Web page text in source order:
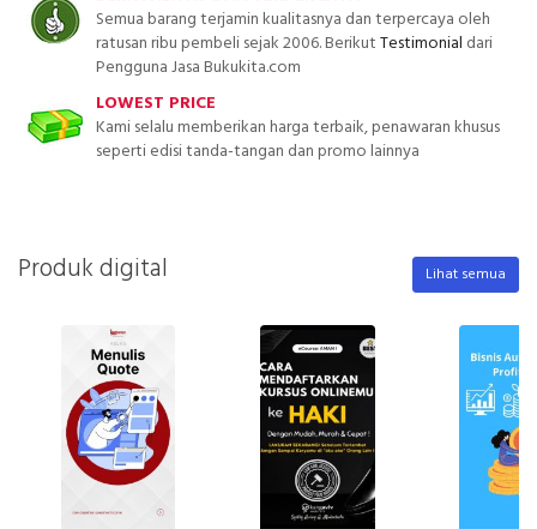
Semua barang terjamin kualitasnya dan terpercaya oleh
ratusan ribu pembeli sejak 2006. BerikutTestimonial dari
Pengguna Jasa Bukukita.com
LOWEST PRICE
Kami selalu memberikan harga terbaik, penawaran khusus
seperti edisi tanda-tangan dan promo lainnya
Produk digital Lihat semua